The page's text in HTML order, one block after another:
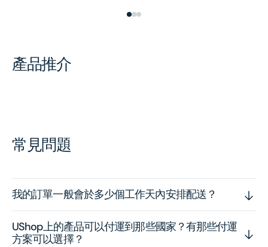
產品推介
常見問題
我的訂單一般會於多少個工作天內安排配送？
UShop上的產品可以付運到那些國家？有那些付運
方案可以選擇？